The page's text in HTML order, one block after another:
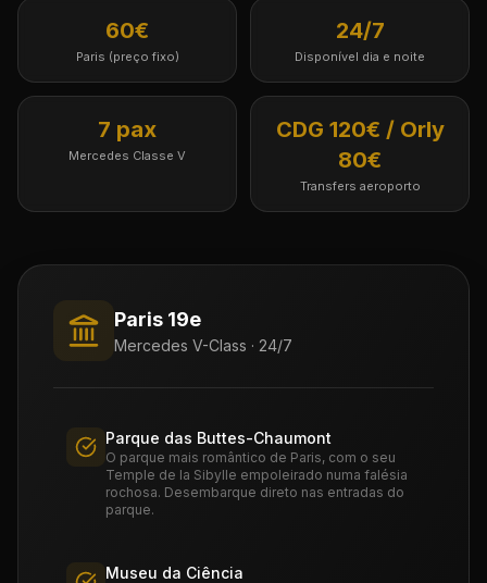
60€
Paris (preço fixo)
24/7
Disponível dia e noite
7 pax
Mercedes Classe V
CDG 120€ / Orly
80€
Transfers aeroporto
Paris 19e
Mercedes V-Class · 24/7
Parque das Buttes-Chaumont
O parque mais romântico de Paris, com o seu
Temple de la Sibylle empoleirado numa falésia
rochosa. Desembarque direto nas entradas do
parque.
Museu da Ciência